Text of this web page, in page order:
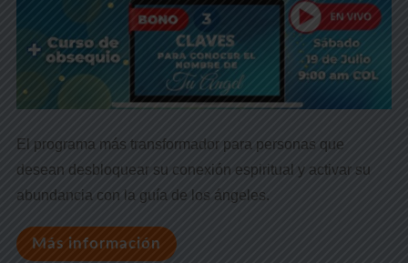
El programa más transformador para personas que
desean desbloquear su conexión espiritual y activar su
abundancia con la guía de los ángeles.
Más información